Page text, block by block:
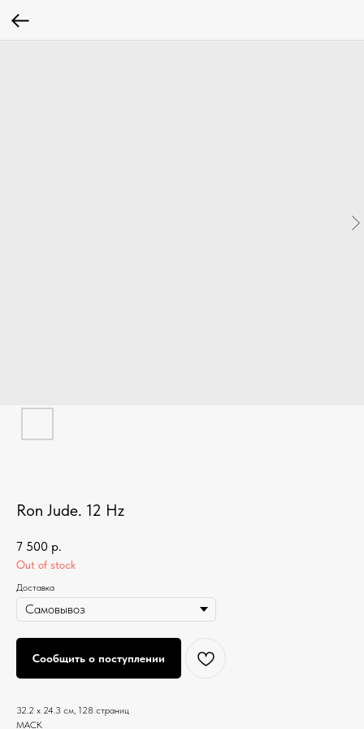
Ron Jude. 12 Hz
7 500 р.
Out of stock
Доставка
Сообщить о поступлении
32.2 x 24.3 см, 128 страниц
MACK